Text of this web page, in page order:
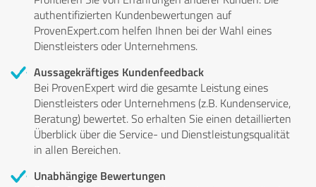
authentifizierten Kundenbewertungen auf
ProvenExpert.com helfen Ihnen bei der Wahl eines
Dienstleisters oder Unternehmens.
Aussagekräftiges Kundenfeedback
Bei ProvenExpert wird die gesamte Leistung eines
Dienstleisters oder Unternehmens (z.B. Kundenservice,
Beratung) bewertet. So erhalten Sie einen detaillierten
Überblick über die Service- und Dienstleistungsqualität
in allen Bereichen.
Unabhängige Bewertungen